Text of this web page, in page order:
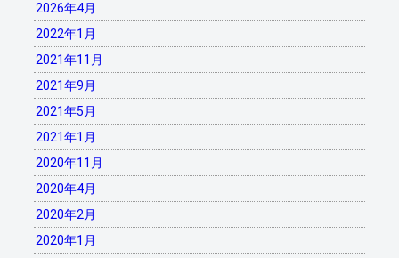
2026年4月
2022年1月
2021年11月
2021年9月
2021年5月
2021年1月
2020年11月
2020年4月
2020年2月
2020年1月